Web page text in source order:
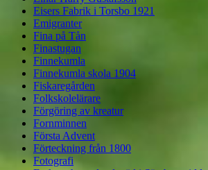
Eisers Fabrik i Torsbo 1921
Emigranter
Fina på Tån
Finastugan
Finnekumla
Finnekumla skola 1904
Fiskaregården
Folkskolelärare
Förgöring av kreatur
Fornminnen
Första Advent
Förteckning från 1800
Fotografi